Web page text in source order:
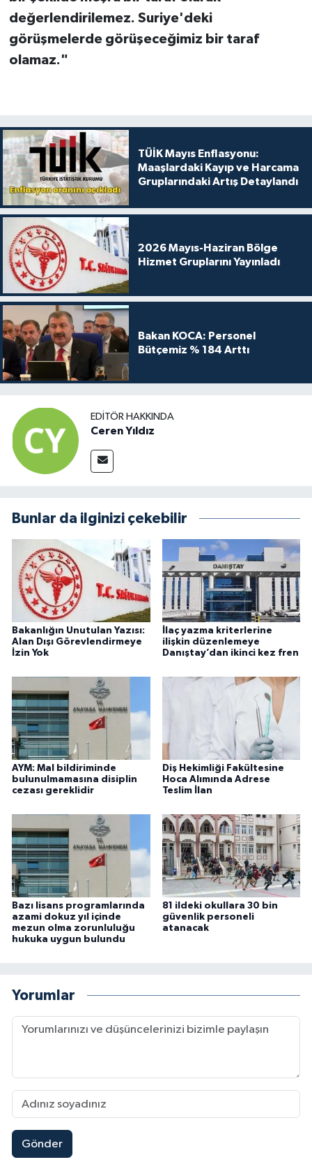
değerlendirilemez. Suriye'deki
görüşmelerde görüşeceğimiz bir taraf
olamaz."
TÜİK Mayıs Enflasyonu:
Maaşlardaki Kayıp ve Harcama
Gruplarındaki Artış Detaylandı
2026 Mayıs-Haziran Bölge
Hizmet Gruplarını Yayınladı
Bakan KOCA: Personel
Bütçemiz % 184 Arttı
EDITÖR HAKKINDA
Ceren Yıldız
Bunlar da ilginizi çekebilir
Bakanlığın Unutulan Yazısı:
Alan Dışı Görevlendirmeye
İzin Yok
İlaç yazma kriterlerine
ilişkin düzenlemeye
Danıştay’dan ikinci kez fren
AYM: Mal bildiriminde
bulunulmamasına disiplin
cezası gereklidir
Diş Hekimliği Fakültesine
Hoca Alımında Adrese
Teslim İlan
Bazı lisans programlarında
azami dokuz yıl içinde
mezun olma zorunluluğu
hukuka uygun bulundu
81 ildeki okullara 30 bin
güvenlik personeli
atanacak
Yorumlar
Gönder